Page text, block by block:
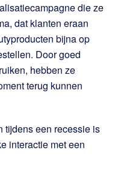
die ze
dat klanten eraan
bijna op
Door goed
hebben ze
terug kunnen
tijdens een recessie is
interactie met een